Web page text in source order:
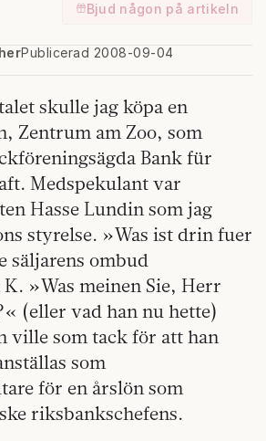
Bjud någon på artikeln
Publicerad 2008-09-04
skulle jag köpa en
Zentrum am Zoo, som
Bank für
Medspekulant var
Hasse Lundin som jag
styrelse. »Was ist drin fuer
säljarens ombud
»Was meinen Sie, Herr
(eller vad han nu hette)
ville som tack för att han
som
för en årslön som
riksbankschefens.